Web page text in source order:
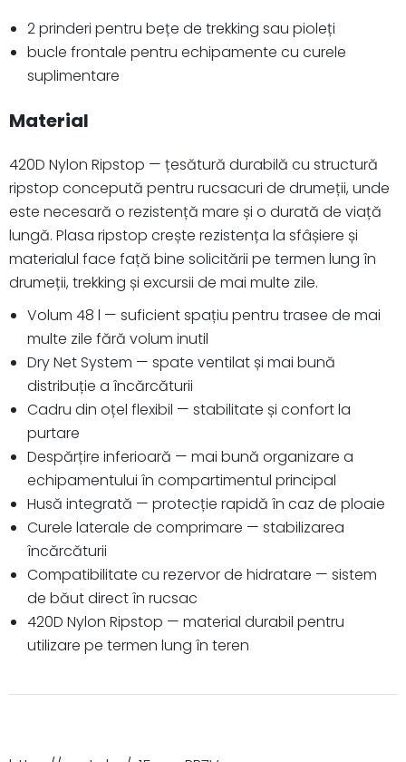
2 prinderi pentru bețe de trekking sau pioleți
bucle frontale pentru echipamente cu curele
suplimentare
Material
420D Nylon Ripstop — țesătură durabilă cu structură
ripstop concepută pentru rucsacuri de drumeții, unde
este necesară o rezistență mare și o durată de viață
lungă. Plasa ripstop crește rezistența la sfâșiere și
materialul face față bine solicitării pe termen lung în
drumeții, trekking și excursii de mai multe zile.
Volum 48 l — suficient spațiu pentru trasee de mai
multe zile fără volum inutil
Dry Net System — spate ventilat și mai bună
distribuție a încărcăturii
Cadru din oțel flexibil — stabilitate și confort la
purtare
Despărțire inferioară — mai bună organizare a
echipamentului în compartimentul principal
Husă integrată — protecție rapidă în caz de ploaie
Curele laterale de comprimare — stabilizarea
încărcăturii
Compatibilitate cu rezervor de hidratare — sistem
de băut direct în rucsac
420D Nylon Ripstop — material durabil pentru
utilizare pe termen lung în teren